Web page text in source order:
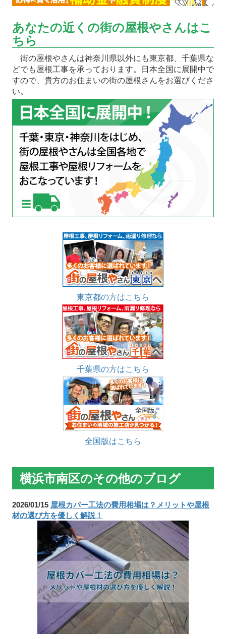
あなたの近くの街の屋根やさんはこ
ちら
街の屋根やさんは神奈川県以外にも東京都、千葉県な
どでも屋根工事を承っております。日本全国に展開中で
すので、貴方のお住まいの街の屋根さんをお選びくださ
い。
東京都の方はこちら
千葉県の方はこちら
全国版はこちら
横浜市南区のその他のブログ
2026/01/15 屋根カバー工法の費用相場は？メリットや屋根
材の選び方を優しく解説！